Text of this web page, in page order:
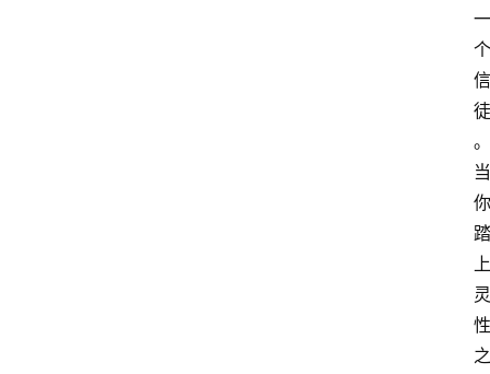
一
个
信
徒
。
当
你
踏
上
灵
性
之